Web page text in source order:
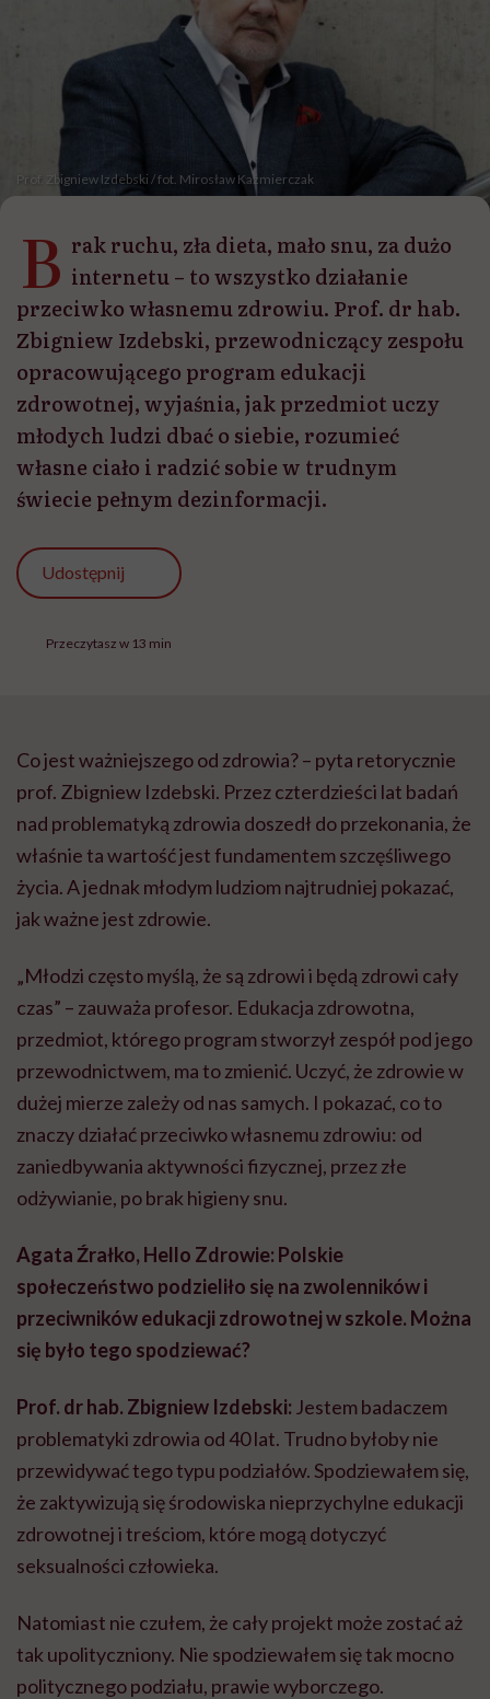
Prof. Zbigniew Izdebski / fot. Mirosław Kaźmierczak
B rak ruchu, zła dieta, mało snu, za dużo
internetu – to wszystko działanie
przeciwko własnemu zdrowiu. Prof. dr hab.
Zbigniew Izdebski, przewodniczący zespołu
opracowującego program edukacji
zdrowotnej, wyjaśnia, jak przedmiot uczy
młodych ludzi dbać o siebie, rozumieć
własne ciało i radzić sobie w trudnym
świecie pełnym dezinformacji.
Udostępnij
Przeczytasz w 13 min
Co jest ważniejszego od zdrowia? – pyta retorycznie
prof. Zbigniew Izdebski. Przez czterdzieści lat badań
nad problematyką zdrowia doszedł do przekonania, że
właśnie ta wartość jest fundamentem szczęśliwego
życia. A jednak młodym ludziom najtrudniej pokazać,
jak ważne jest zdrowie.
„Młodzi często myślą, że są zdrowi i będą zdrowi cały
czas” – zauważa profesor. Edukacja zdrowotna,
przedmiot, którego program stworzył zespół pod jego
przewodnictwem, ma to zmienić. Uczyć, że zdrowie w
dużej mierze zależy od nas samych. I pokazać, co to
znaczy działać przeciwko własnemu zdrowiu: od
zaniedbywania aktywności fizycznej, przez złe
odżywianie, po brak higieny snu.
Agata Źrałko, Hello Zdrowie: Polskie
społeczeństwo podzieliło się na zwolenników i
przeciwników edukacji zdrowotnej w szkole. Można
się było tego spodziewać?
Prof. dr hab. Zbigniew Izdebski: Jestem badaczem
problematyki zdrowia od 40 lat. Trudno byłoby nie
przewidywać tego typu podziałów. Spodziewałem się,
że zaktywizują się środowiska nieprzychylne edukacji
zdrowotnej i treściom, które mogą dotyczyć
seksualności człowieka.
Natomiast nie czułem, że cały projekt może zostać aż
tak upolityczniony. Nie spodziewałem się tak mocno
politycznego podziału, prawie wyborczego.